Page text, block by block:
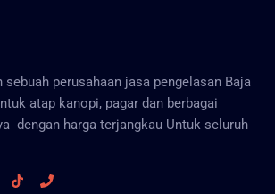
sebuah perusahaan jasa pengelasan Baja
atap kanopi, pagar dan berbagai
dengan harga terjangkau Untuk seluruh